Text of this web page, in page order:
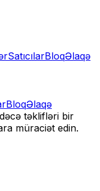
SatıcılarBloqƏlaqə
BloqƏlaqə
təklifləri bir
müraciət edin.